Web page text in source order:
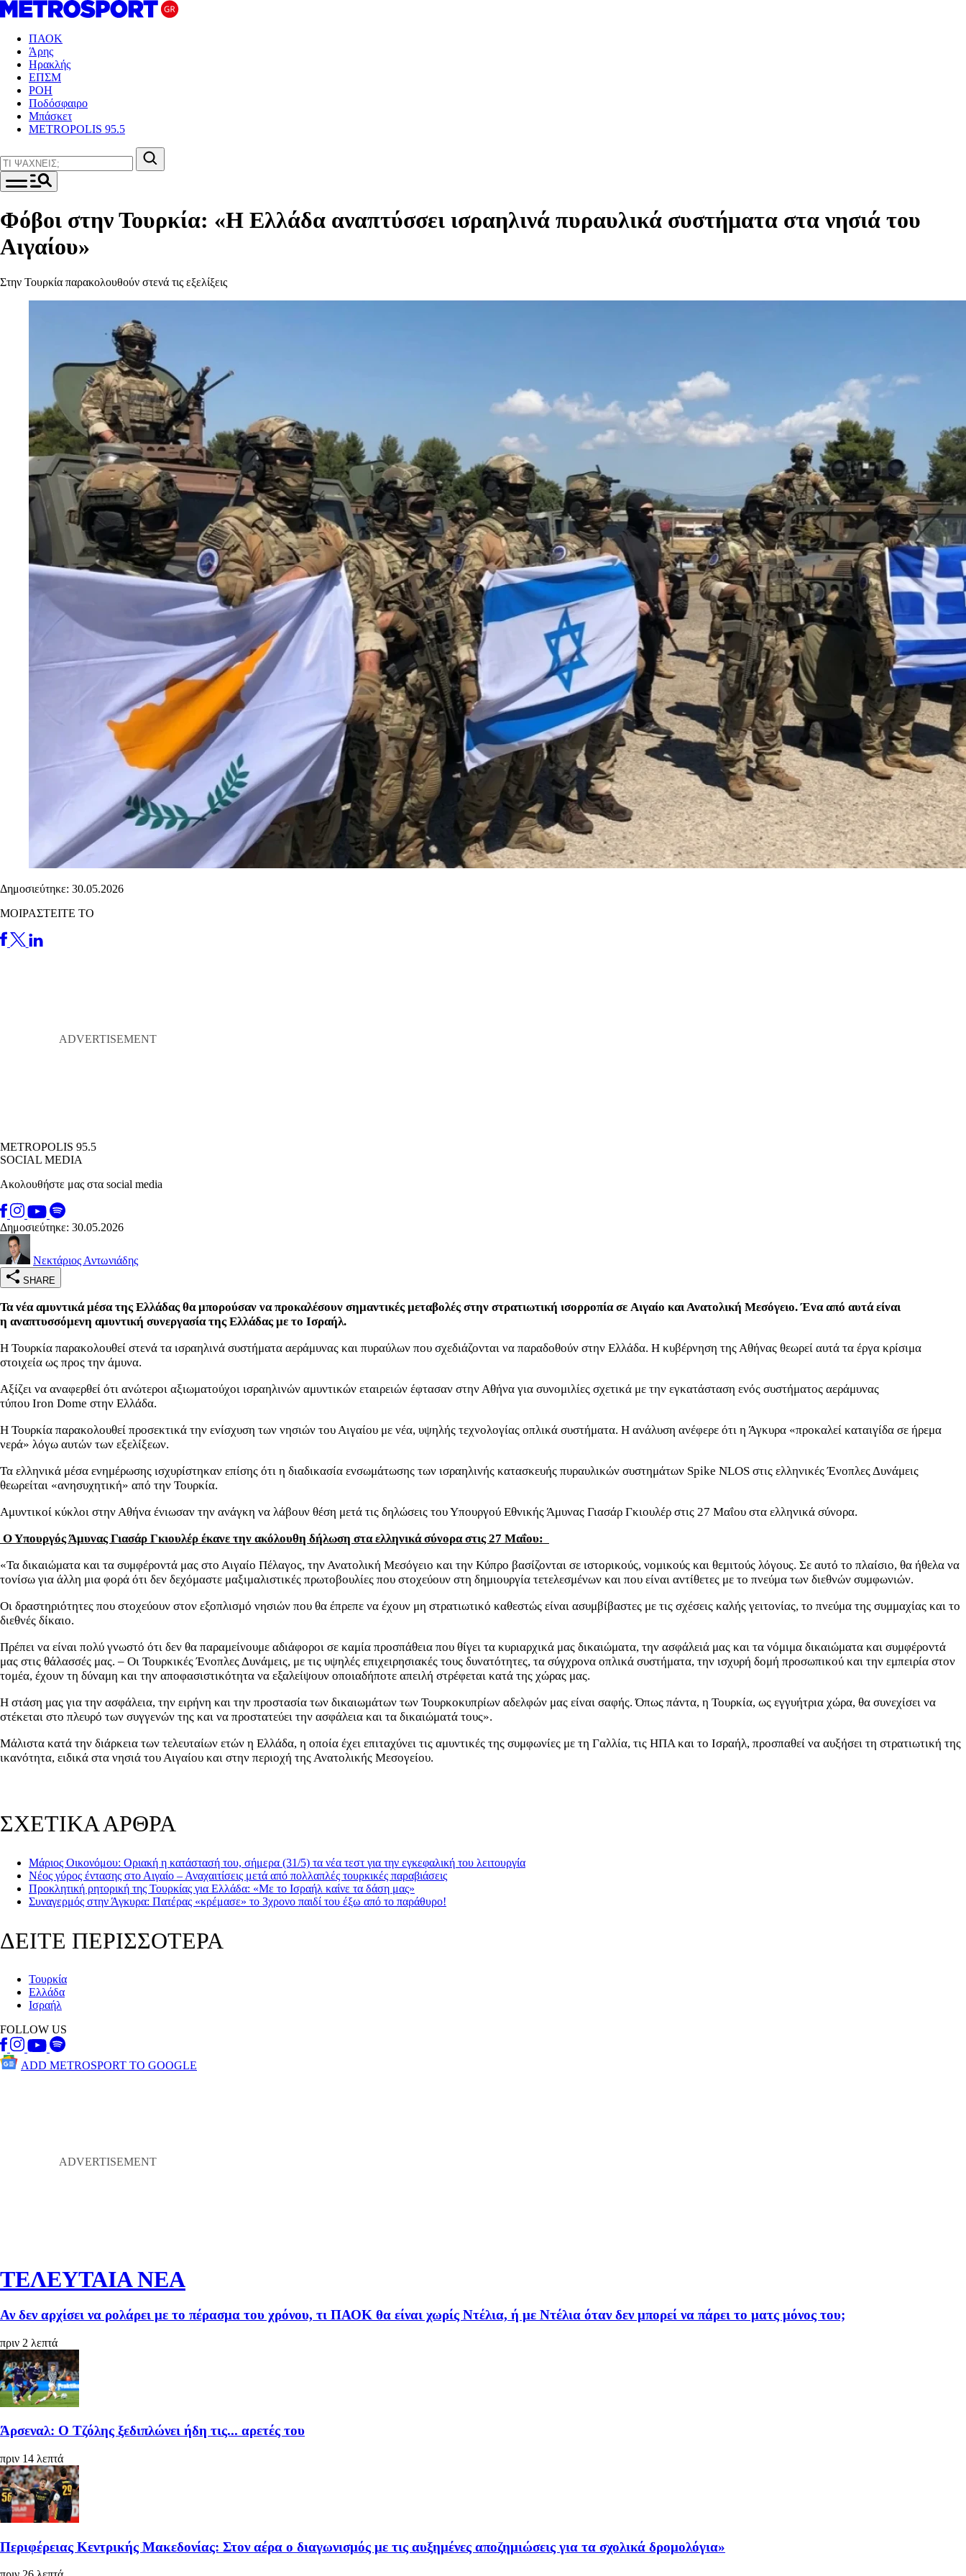
ΠΑΟΚ
Άρης
Ηρακλής
ΕΠΣΜ
ΡΟΗ
Ποδόσφαιρο
Μπάσκετ
METROPOLIS 95.5
Φόβοι στην Τουρκία: «Η Ελλάδα αναπτύσσει ισραηλινά πυραυλικά συστήματα στα νησιά του
Αιγαίου»
Στην Τουρκία παρακολουθούν στενά τις εξελίξεις
Δημοσιεύτηκε: 30.05.2026
ΜΟΙΡΑΣΤΕΙΤΕ ΤΟ
METROPOLIS 95.5
SOCIAL MEDIA
Ακολουθήστε μας στα social media
Δημοσιεύτηκε: 30.05.2026
Νεκτάριος Αντωνιάδης
SHARE
Τα νέα αμυντικά μέσα της Ελλάδας θα μπορούσαν να προκαλέσουν σημαντικές μεταβολές στην στρατιωτική ισορροπία σε Αιγαίο και Ανατολική Μεσόγειο. Ένα από αυτά είναι
η αναπτυσσόμενη αμυντική συνεργασία της Ελλάδας με το Ισραήλ.
Η Τουρκία παρακολουθεί στενά τα ισραηλινά συστήματα αεράμυνας και πυραύλων που σχεδιάζονται να παραδοθούν στην Ελλάδα. Η κυβέρνηση της Αθήνας θεωρεί αυτά τα έργα κρίσιμα
στοιχεία ως προς την άμυνα.
Αξίζει να αναφερθεί ότι ανώτεροι αξιωματούχοι ισραηλινών αμυντικών εταιρειών έφτασαν στην Αθήνα για συνομιλίες σχετικά με την εγκατάσταση ενός συστήματος αεράμυνας
τύπου Iron Dome στην Ελλάδα.
Η Τουρκία παρακολουθεί προσεκτικά την ενίσχυση των νησιών του Αιγαίου με νέα, υψηλής τεχνολογίας οπλικά συστήματα. Η ανάλυση ανέφερε ότι η Άγκυρα «προκαλεί καταιγίδα σε ήρεμα
νερά» λόγω αυτών των εξελίξεων.
Τα ελληνικά μέσα ενημέρωσης ισχυρίστηκαν επίσης ότι η διαδικασία ενσωμάτωσης των ισραηλινής κατασκευής πυραυλικών συστημάτων Spike NLOS στις ελληνικές Ένοπλες Δυνάμεις
θεωρείται «ανησυχητική» από την Τουρκία.
Aμυντικοί κύκλοι στην Αθήνα ένιωσαν την ανάγκη να λάβουν θέση μετά τις δηλώσεις του Υπουργού Εθνικής Άμυνας Γιασάρ Γκιουλέρ στις 27 Μαΐου στα ελληνικά σύνορα.
Ο Υπουργός Άμυνας Γιασάρ Γκιουλέρ έκανε την ακόλουθη δήλωση στα ελληνικά σύνορα στις 27 Μαΐου:
«Τα δικαιώματα και τα συμφέροντά μας στο Αιγαίο Πέλαγος, την Ανατολική Μεσόγειο και την Κύπρο βασίζονται σε ιστορικούς, νομικούς και θεμιτούς λόγους. Σε αυτό το πλαίσιο, θα ήθελα να
τονίσω για άλλη μια φορά ότι δεν δεχόμαστε μαξιμαλιστικές πρωτοβουλίες που στοχεύουν στη δημιουργία τετελεσμένων και που είναι αντίθετες με το πνεύμα των διεθνών συμφωνιών.
Οι δραστηριότητες που στοχεύουν στον εξοπλισμό νησιών που θα έπρεπε να έχουν μη στρατιωτικό καθεστώς είναι ασυμβίβαστες με τις σχέσεις καλής γειτονίας, το πνεύμα της συμμαχίας και το
διεθνές δίκαιο.
Πρέπει να είναι πολύ γνωστό ότι δεν θα παραμείνουμε αδιάφοροι σε καμία προσπάθεια που θίγει τα κυριαρχικά μας δικαιώματα, την ασφάλειά μας και τα νόμιμα δικαιώματα και συμφέροντά
μας στις θάλασσές μας. – Οι Τουρκικές Ένοπλες Δυνάμεις, με τις υψηλές επιχειρησιακές τους δυνατότητες, τα σύγχρονα οπλικά συστήματα, την ισχυρή δομή προσωπικού και την εμπειρία στον
τομέα, έχουν τη δύναμη και την αποφασιστικότητα να εξαλείψουν οποιαδήποτε απειλή στρέφεται κατά της χώρας μας.
Η στάση μας για την ασφάλεια, την ειρήνη και την προστασία των δικαιωμάτων των Τουρκοκυπρίων αδελφών μας είναι σαφής. Όπως πάντα, η Τουρκία, ως εγγυήτρια χώρα, θα συνεχίσει να
στέκεται στο πλευρό των συγγενών της και να προστατεύει την ασφάλεια και τα δικαιώματά τους».
Μάλιστα κατά την διάρκεια των τελευταίων ετών η Ελλάδα, η οποία έχει επιταχύνει τις αμυντικές της συμφωνίες με τη Γαλλία, τις ΗΠΑ και το Ισραήλ, προσπαθεί να αυξήσει τη στρατιωτική της
ικανότητα, ειδικά στα νησιά του Αιγαίου και στην περιοχή της Ανατολικής Μεσογείου.
ΣΧΕΤΙΚΑ ΑΡΘΡΑ
Μάριος Οικονόμου: Οριακή η κατάστασή του, σήμερα (31/5) τα νέα τεστ για την εγκεφαλική του λειτουργία
Νέος γύρος έντασης στο Αιγαίο – Αναχαιτίσεις μετά από πολλαπλές τουρκικές παραβιάσεις
Προκλητική ρητορική της Τουρκίας για Ελλάδα: «Με το Ισραήλ καίνε τα δάση μας»
Συναγερμός στην Άγκυρα: Πατέρας «κρέμασε» το 3χρονο παιδί του έξω από το παράθυρο!
ΔΕΙΤΕ ΠΕΡΙΣΣΟΤΕΡΑ
Τουρκία
Ελλάδα
Ισραήλ
FOLLOW US
ADD METROSPORT TO GOOGLE
ΤΕΛΕΥΤΑΙΑ ΝΕΑ
Αν δεν αρχίσει να ρολάρει με το πέρασμα του χρόνου, τι ΠΑΟΚ θα είναι χωρίς Ντέλια, ή με Ντέλια όταν δεν μπορεί να πάρει το ματς μόνος του;
πριν 2 λεπτά
Άρσεναλ: Ο Τζόλης ξεδιπλώνει ήδη τις... αρετές του
πριν 14 λεπτά
Περιφέρειας Κεντρικής Μακεδονίας: Στον αέρα ο διαγωνισμός με τις αυξημένες αποζημιώσεις για τα σχολικά δρομολόγια»